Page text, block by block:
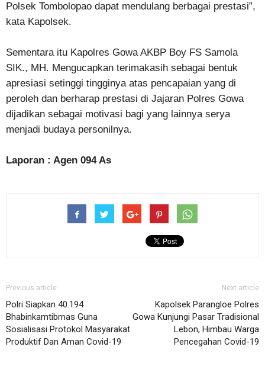
Polsek Tombolopao dapat mendulang berbagai prestasi”,
kata Kapolsek.
Sementara itu Kapolres Gowa AKBP Boy FS Samola
SIK., MH. Mengucapkan terimakasih sebagai bentuk
apresiasi setinggi tingginya atas pencapaian yang di
peroleh dan berharap prestasi di Jajaran Polres Gowa
dijadikan sebagai motivasi bagi yang lainnya serya
menjadi budaya personilnya.
Laporan : Agen 094 As
Previous article
Polri Siapkan 40.194
Bhabinkamtibmas Guna
Sosialisasi Protokol Masyarakat
Produktif Dan Aman Covid-19
Next article
Kapolsek Parangloe Polres
Gowa Kunjungi Pasar Tradisional
Lebon, Himbau Warga
Pencegahan Covid-19